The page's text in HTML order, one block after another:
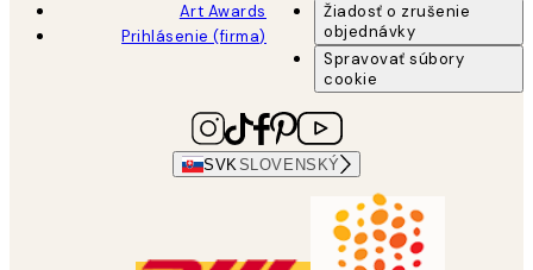
Art Awards
Prihlásenie (firma)
Žiadosť o zrušenie
objednávky
Spravovať súbory
cookie
SVK SLOVENSKÝ